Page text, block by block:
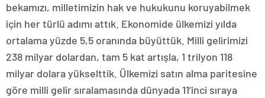
bekamızı, milletimizin hak ve hukukunu koruyabilmek
için her türlü adımı attık. Ekonomide ülkemizi yılda
ortalama yüzde 5,5 oranında büyüttük. Milli gelirimizi
238 milyar dolardan, tam 5 kat artışla, 1 trilyon 118
milyar dolara yükselttik. Ülkemizi satın alma paritesine
göre milli gelir sıralamasında dünyada 11’inci sıraya